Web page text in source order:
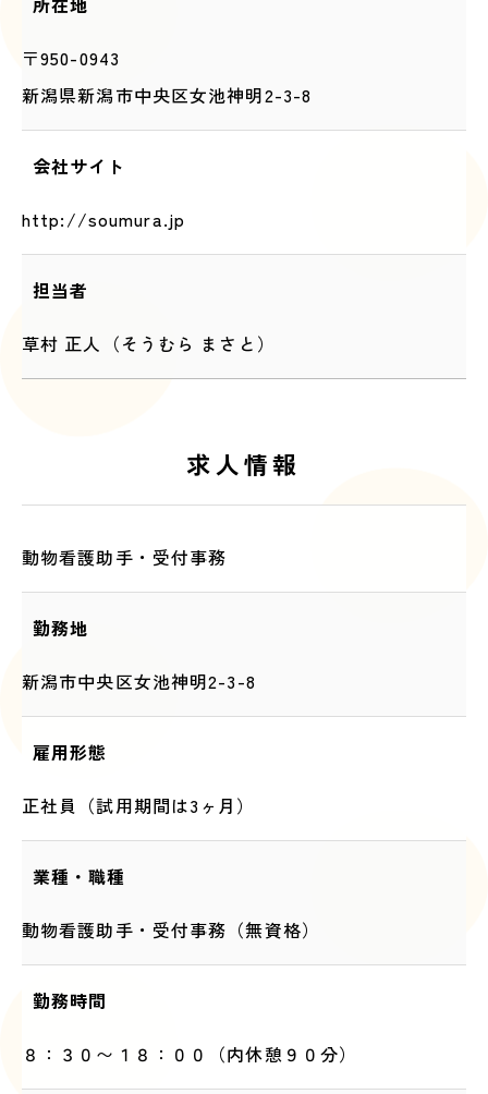
〒950-0943
新潟県新潟市中央区女池神明2-3-8
会社サイト
http://soumura.jp
担当者
草村 正人（そうむら まさと）
求人情報
動物看護助手・受付事務
勤務地
新潟市中央区女池神明2-3-8
雇用形態
正社員（試用期間は3ヶ月）
業種・職種
動物看護助手・受付事務（無資格）
勤務時間
８：３０〜１８：００（内休憩９０分）